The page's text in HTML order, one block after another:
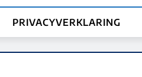
PRIVACYVERKLARING